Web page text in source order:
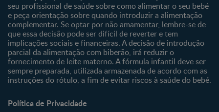
seu profissional de saúde sobre como alimentar o seu bebé
e peça orientação sobre quando introduzir a alimentação
complementar. Se optar por não amamentar, lembre-se de
que essa decisão pode ser difícil de reverter e tem
implicações sociais e financeiras. A decisão de introdução
parcial da alimentação com biberão, irá reduzir o
fornecimento de leite materno. A fórmula infantil deve ser
sempre preparada, utilizada armazenada de acordo com as
instruções do rótulo, a fim de evitar riscos à saúde do bebé.
Política de Privacidade